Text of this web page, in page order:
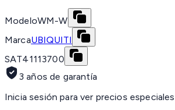
ModeloWM-W
MarcaUBIQUITI
SAT41113700
3 años de garantía
Inicia sesión para ver precios especiales